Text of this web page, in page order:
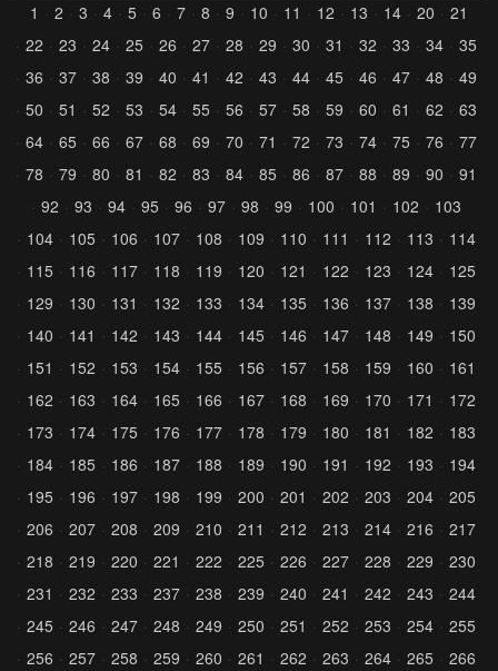
1 2 3 4 5 6 7 8 9 10 11 12 13 14 20
21
22
23 24 25 26 27 28 29 30 31 32 33 34
35
36
37 38 39 40 41 42 43 44 45 46 47 48
49
50
51 52 53 54 55 56 57 58 59 60 61 62
63
64
65 66 67 68 69 70 71 72 73 74 75 76
77
78
79 80 81 82 83 84 85 86 87 88 89 90
91
92
93 94 95 96 97 98 99 100 101 102
103
104
105 106 107 108 109 110 111 112 113
114
115
116 117 118 119 120 121 122 123 124
125
129
130 131 132 133 134 135 136 137 138
139
140
141 142 143 144 145 146 147 148 149
150
151
152 153 154 155 156 157 158 159 160
161
162
163 164 165 166 167 168 169 170 171
172
173
174 175 176 177 178 179 180 181 182
183
184
185 186 187 188 189 190 191 192 193
194
195
196 197 198 199 200 201 202 203 204
205
206
207 208 209 210 211 212 213 214 216
217
218
219 220 221 222 225 226 227 228 229
230
231
232 233 237 238 239 240 241 242 243
244
245
246 247 248 249 250 251 252 253 254
255
256
257 258 259 260 261 262 263 264 265 266